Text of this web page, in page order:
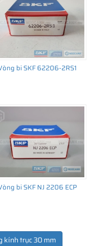
bi SKF 62206-2RS1
bi SKF NJ 2206 ECP
kính trục 30 mm